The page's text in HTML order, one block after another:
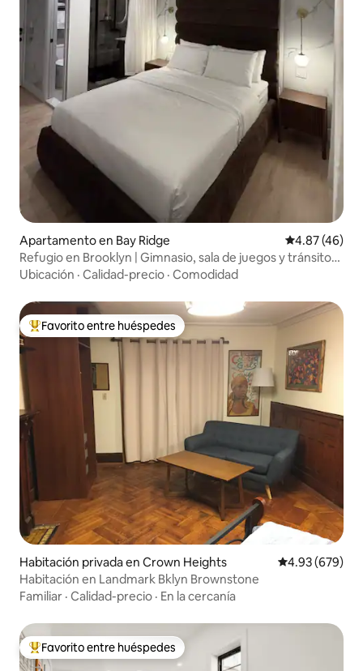
Apartamento en Bay Ridge Calificación
4.87 (46)
Refugio en Brooklyn | Gimnasio, sala de juegos y tránsito
fácil
Ubicación · Calidad-precio · Comodidad
Favorito entre huéspedes preferido
Favorito entre huéspedes
Habitación privada en Crown Heights Calificación
4.93 (679)
Habitación en Landmark Bklyn Brownstone
Familiar · Calidad-precio · En la cercanía
Favorito entre huéspedes preferido
Favorito entre huéspedes